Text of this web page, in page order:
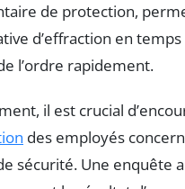
de protection,
d’effraction en temps
l’ordre rapidement.
il est crucial
des employés
sécurité. Une enquête